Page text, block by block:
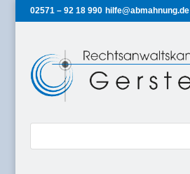
02571 – 92 18 990 hilfe@abmahnung.de